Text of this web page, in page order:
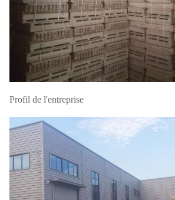
Profil de l'entreprise